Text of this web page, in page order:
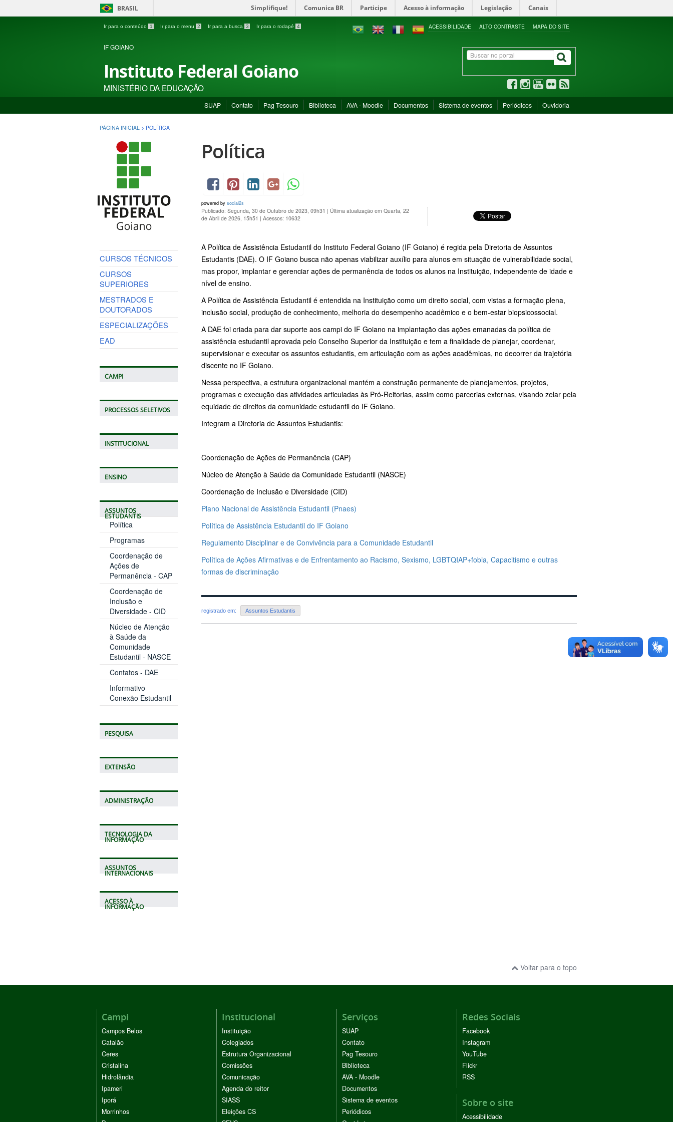
BRASIL Simplifique! Comunica BR Participe Acesso à informação Legislação Canais
Ir para o conteúdo 1 Ir para o menu 2 Ir para a busca 3 Ir para o rodapé 4 ACESSIBILIDADE ALTO CONTRASTE MAPA DO SITE
IF GOIANO
Instituto Federal Goiano
MINISTÉRIO DA EDUCAÇÃO
SUAP Contato Pag Tesouro Biblioteca AVA - Moodle Documentos Sistema de eventos Periódicos Ouvidoria
PÁGINA INICIAL > POLÍTICA
CURSOS TÉCNICOS
CURSOS
SUPERIORES
MESTRADOS E
DOUTORADOS
ESPECIALIZAÇÕES
EAD
CAMPI
PROCESSOS SELETIVOS
INSTITUCIONAL
ENSINO
ASSUNTOS
ESTUDANTIS
Política
Programas
Coordenação de
Ações de
Permanência - CAP
Coordenação de
Inclusão e
Diversidade - CID
Núcleo de Atenção
à Saúde da
Comunidade
Estudantil - NASCE
Contatos - DAE
Informativo
Conexão Estudantil
PESQUISA
EXTENSÃO
ADMINISTRAÇÃO
TECNOLOGIA DA
INFORMAÇÃO
ASSUNTOS
INTERNACIONAIS
ACESSO À
INFORMAÇÃO
Política
powered by social2s
Publicado: Segunda, 30 de Outubro de 2023, 09h31 | Última atualização em Quarta, 22
de Abril de 2026, 15h51 | Acessos: 10632
A Política de Assistência Estudantil do Instituto Federal Goiano (IF Goiano) é regida pela Diretoria de Assuntos
Estudantis (DAE). O IF Goiano busca não apenas viabilizar auxílio para alunos em situação de vulnerabilidade social,
mas propor, implantar e gerenciar ações de permanência de todos os alunos na Instituição, independente de idade e
nível de ensino.
A Política de Assistência Estudantil é entendida na Instituição como um direito social, com vistas a formação plena,
inclusão social, produção de conhecimento, melhoria do desempenho acadêmico e o bem-estar biopsicossocial.
A DAE foi criada para dar suporte aos campi do IF Goiano na implantação das ações emanadas da política de
assistência estudantil aprovada pelo Conselho Superior da Instituição e tem a finalidade de planejar, coordenar,
supervisionar e executar os assuntos estudantis, em articulação com as ações acadêmicas, no decorrer da trajetória
discente no IF Goiano.
Nessa perspectiva, a estrutura organizacional mantém a construção permanente de planejamentos, projetos,
programas e execução das atividades articuladas às Pró-Reitorias, assim como parcerias externas, visando zelar pela
equidade de direitos da comunidade estudantil do IF Goiano.
Integram a Diretoria de Assuntos Estudantis:
Coordenação de Ações de Permanência (CAP)
Núcleo de Atenção à Saúde da Comunidade Estudantil (NASCE)
Coordenação de Inclusão e Diversidade (CID)
Plano Nacional de Assistência Estudantil (Pnaes)
Política de Assistência Estudantil do IF Goiano
Regulamento Disciplinar e de Convivência para a Comunidade Estudantil
Política de Ações Afirmativas e de Enfrentamento ao Racismo, Sexismo, LGBTQIAP+fobia, Capacitismo e outras
formas de discriminação
registrado em: Assuntos Estudantis
Voltar para o topo
Campi
Campos Belos
Catalão
Ceres
Cristalina
Hidrolândia
Ipameri
Iporá
Morrinhos
Institucional
Instituição
Colegiados
Estrutura Organizacional
Comissões
Comunicação
Agenda do reitor
SIASS
Eleições CS
Serviços
SUAP
Contato
Pag Tesouro
Biblioteca
AVA - Moodle
Documentos
Sistema de eventos
Periódicos
Redes Sociais
Facebook
Instagram
YouTube
Flickr
RSS
Sobre o site
Acessibilidade